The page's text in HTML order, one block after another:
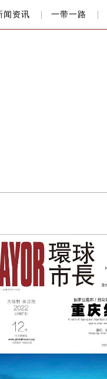
闻资讯 一带一路